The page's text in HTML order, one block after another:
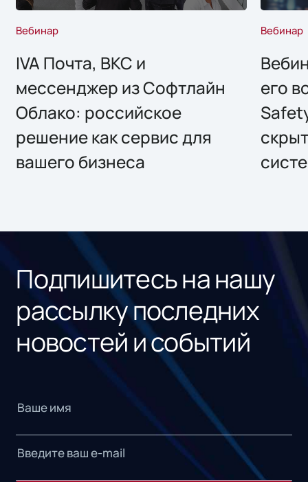
Вебинар
IVA Почта, ВКС и
мессенджер из Софтлайн
Облако: российское
решение как сервис для
вашего бизнеса
Вебинар
его
Подпишитесь на нашу
рассылку последних
новостей и событий